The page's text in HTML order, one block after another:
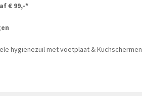
€ 99,-*
hygiënezuil met voetplaat & Kuchschermen